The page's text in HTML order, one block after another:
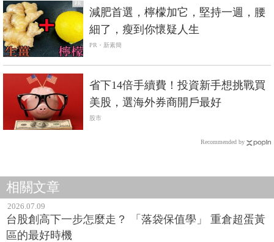
PR
減肥首選，檸檬加它，堅持一週，腰
細了，瘦到你懷疑人生
PR・新素簡
省下14倍手續費！投資新手想挑戰買
美股，選海外券商開戶最好
股市
Recommended by
相關文章
2026.07.09
台股創高下一步怎麼走？ 「落袋保值學」 重倉超蛋黃
區的最好時機